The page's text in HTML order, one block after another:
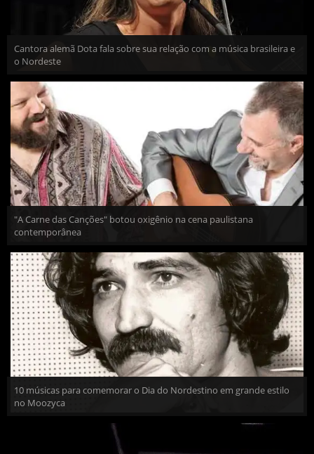
Cantora alemã Dota fala sobre sua relação com a música brasileira e
o Nordeste
"A Carne das Canções" botou oxigênio na cena paulistana
contemporânea
10 músicas para comemorar o Dia do Nordestino em grande estilo
no Moozyca